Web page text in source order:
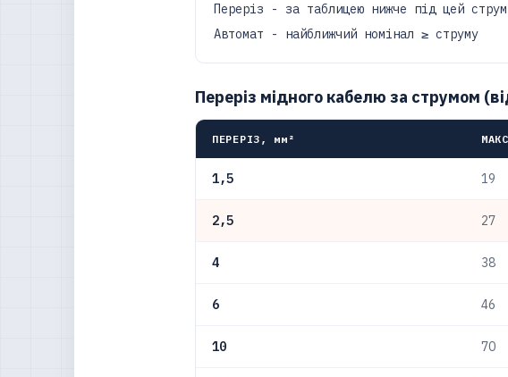
Переріз - за таблицею нижче під цей струм
Автомат - найближчий номінал ≥ струму
Переріз мідного кабелю за струмом
ПЕРЕРІЗ, мм²
1,5 19
2,5 27
4 38
6 46
10 70